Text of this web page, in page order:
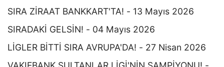
SIRA ZİRAAT BANKKART'TA! - 13 Mayıs 2026
SIRADAKİ GELSİN! - 04 Mayıs 2026
LİGLER BİTTİ SIRA AVRUPA'DA! - 27 Nisan 2026